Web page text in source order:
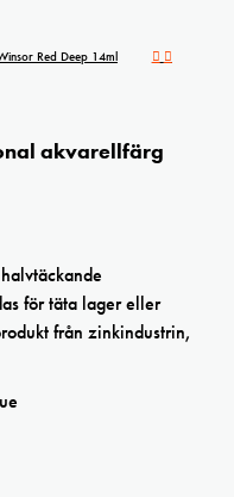
Red Deep 14ml
akvarellfärg
för täta lager eller
från zinkindustrin,